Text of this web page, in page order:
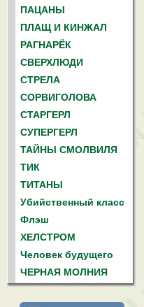
ПАЦАНЫ
ПЛАЩ И КИНЖАЛ
РАГНАРЁК
СВЕРХЛЮДИ
СТРЕЛА
СОРВИГОЛОВА
СТАРГЕРЛ
СУПЕРГЕРЛ
ТАЙНЫ СМОЛВИЛЯ
ТИК
ТИТАНЫ
Убийственный класс
Флэш
ХЕЛСТРОМ
Человек будущего
ЧЕРНАЯ МОЛНИЯ